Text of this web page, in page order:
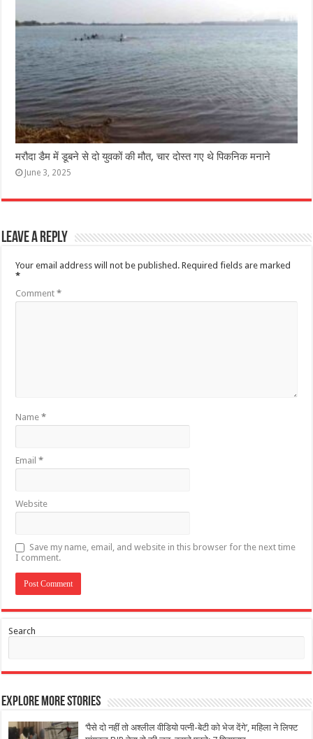
k r
मरौदा डैम में डूबने से दो युवकों की मौत, चार दोस्त गए थे पिकनिक मनाने
June 3, 2025
Leave a Reply
Your email address will not be published. Required fields are marked
*
Comment*
Name*
Email*
Website
Save my name, email, and website in this browser for the next time
I comment.
Search
Explore More Stories
‘पैसे दो नहीं तो अश्लील वीडियो पत्नी-बेटी को भेज देंगे’, महिला ने लिफ्ट